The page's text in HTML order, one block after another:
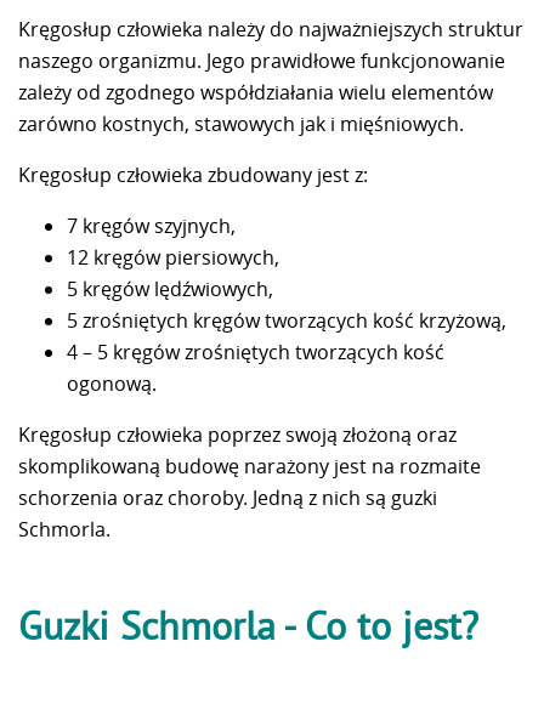
Kręgosłup człowieka należy do najważniejszych struktur
naszego organizmu. Jego prawidłowe funkcjonowanie
zależy od zgodnego współdziałania wielu elementów
zarówno kostnych, stawowych jak i mięśniowych.
Kręgosłup człowieka zbudowany jest z:
7 kręgów szyjnych,
12 kręgów piersiowych,
5 kręgów lędźwiowych,
5 zrośniętych kręgów tworzących kość krzyżową,
4 – 5 kręgów zrośniętych tworzących kość
ogonową.
Kręgosłup człowieka poprzez swoją złożoną oraz
skomplikowaną budowę narażony jest na rozmaite
schorzenia oraz choroby. Jedną z nich są guzki
Schmorla.
Guzki Schmorla - Co to jest?